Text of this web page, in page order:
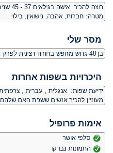
רוצה להכיר: אישה בגילאים 37 - 45 שנים באזור דרום הארץ
מטרה: חברות, אהבה, נישואין, בילוי
מסר שלי
בן 48 גרוש מחפש בחורה רצינית לפרק ב אוהב את החיים ים בריכות טיולים בקיצור לעשות חיים
היכרויות בשפות אחרות
ידיעת שפות: אנגלית , עברית ,
מעוניין להכיר אנשים ששפת האם
אימות פרופיל
סלפי אושר
התמונות נבדקו